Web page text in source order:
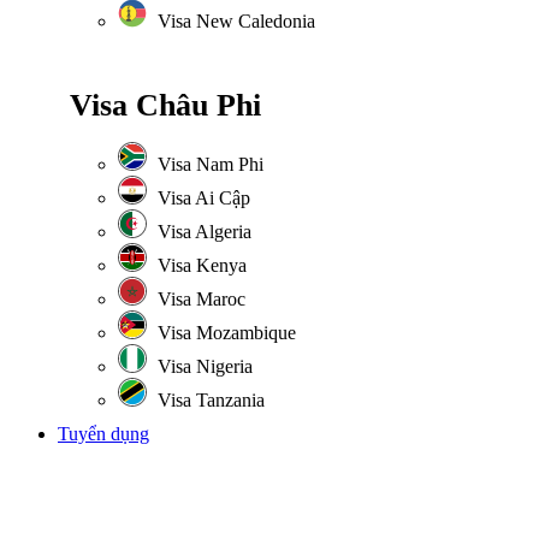
Visa New Caledonia
Visa Châu Phi
Visa Nam Phi
Visa Ai Cập
Visa Algeria
Visa Kenya
Visa Maroc
Visa Mozambique
Visa Nigeria
Visa Tanzania
Tuyển dụng